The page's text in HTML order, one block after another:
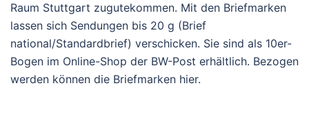
Raum Stuttgart zugutekommen. Mit den Briefmarken
lassen sich Sendungen bis 20 g (Brief
national/Standardbrief) verschicken. Sie sind als 10er-
Bogen im Online-Shop der BW-Post erhältlich. Bezogen
werden können die Briefmarken hier.